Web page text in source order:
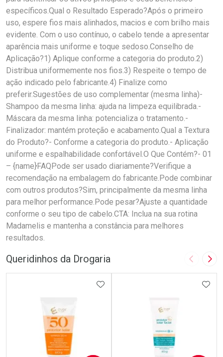
específicos.Qual o Resultado Esperado?Após o primeiro
uso, espere fios mais alinhados, macios e com brilho mais
evidente. Com o uso contínuo, o cabelo tende a apresentar
aparência mais uniforme e toque sedoso.Conselho de
Aplicação?1) Aplique conforme a categoria do produto.2)
Distribua uniformemente nos fios.3) Respeite o tempo de
ação indicado pelo fabricante.4) Finalize como
preferir.Sugestões de uso complementar (mesma linha)-
Shampoo da mesma linha: ajuda na limpeza equilibrada.-
Máscara da mesma linha: potencializa o tratamento.-
Finalizador: mantém proteção e acabamento.Qual a Textura
do Produto?- Conforme a categoria do produto.- Aplicação
uniforme e espalhabilidade confortável.O Que Contém?- 01
– {name}FAQPode ser usado diariamente?Verifique a
recomendação na embalagem do fabricante.Pode combinar
com outros produtos?Sim, principalmente da mesma linha
para melhor performance.Pode pesar?Ajuste a quantidade
conforme o seu tipo de cabelo.CTA: Inclua na sua rotina
Madamelis e mantenha a constância para melhores
resultados.
Queridinhos da Drogaria Imagem
ADICIONAR AOS FAVORITOS